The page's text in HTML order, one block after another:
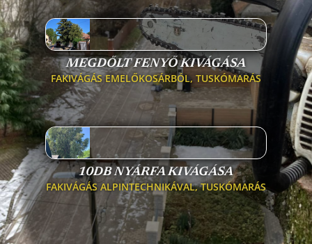
MEGDŐLT FENYŐ KIVÁGÁSA
FAKIVÁGÁS EMELŐKOSÁRBÓL, TUSKÓMARÁS
10DB NYÁRFA KIVÁGÁSA
FAKIVÁGÁS ALPINTECHNIKÁVAL,TUSKÓMARÁS